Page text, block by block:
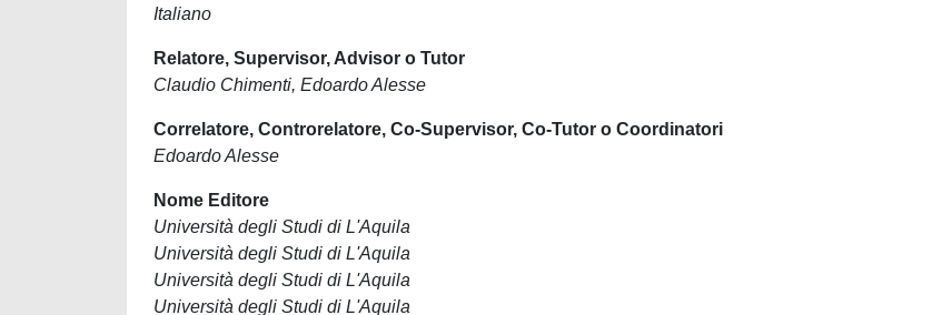
Italiano
Relatore, Supervisor, Advisor o Tutor
Claudio Chimenti, Edoardo Alesse
Correlatore, Controrelatore, Co-Supervisor, Co-Tutor o Coordinatori
Edoardo Alesse
Nome Editore
Università degli Studi di L'Aquila
Università degli Studi di L'Aquila
Università degli Studi di L'Aquila
Università degli Studi di L'Aquila